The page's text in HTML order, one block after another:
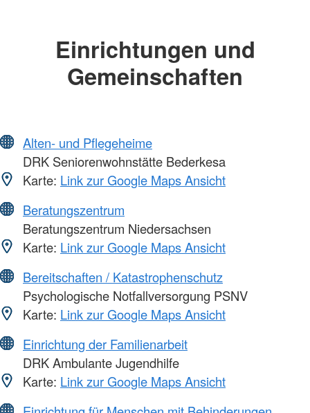
Einrichtungen und
Gemeinschaften
Alten- und Pflegeheime
DRK Seniorenwohnstätte Bederkesa
Karte: Link zur Google Maps Ansicht
Beratungszentrum
Beratungszentrum Niedersachsen
Karte: Link zur Google Maps Ansicht
Bereitschaften / Katastrophenschutz
Psychologische Notfallversorgung PSNV
Karte: Link zur Google Maps Ansicht
Einrichtung der Familienarbeit
DRK Ambulante Jugendhilfe
Karte: Link zur Google Maps Ansicht